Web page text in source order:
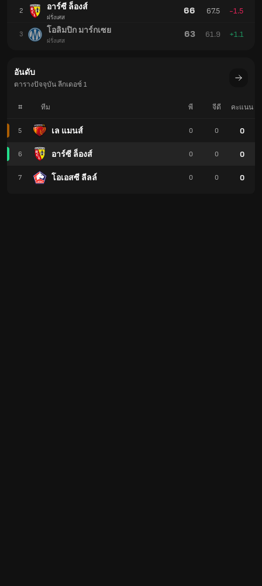
2 อาร์ซี ล็องส์
ฝรั่งเศส
66 67.5 -1.5
3 โอลิมปิก มาร์กเซย
ฝรั่งเศส
63 61.9 +1.1
อันดับ
ตารางปัจจุบัน ลีกเดอซ์ 1
# ทีม
5 เล แมนส์
6 อาร์ซี ล็องส์
7 โอเอสซี ลีลล์
พี จีดี คะแนน
0 0 0
0 0 0
0 0 0